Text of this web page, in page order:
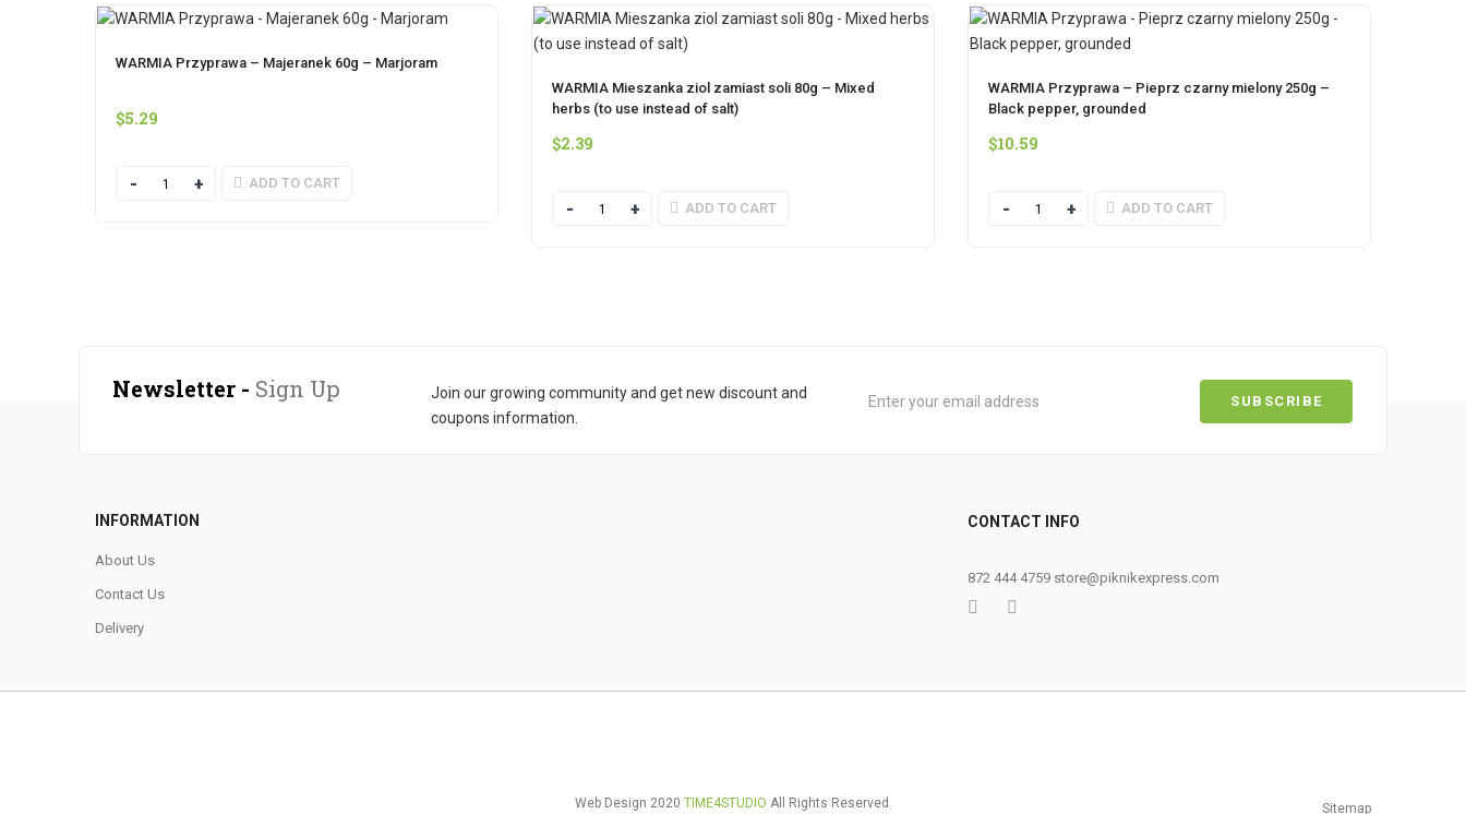
WARMIA Przyprawa – Majeranek 60g – Marjoram
$5.29
Quantity ADD TO CART
WARMIA Mieszanka ziol zamiast soli 80g – Mixed
herbs (to use instead of salt)
$2.39
Quantity ADD TO CART
WARMIA Przyprawa – Pieprz czarny mielony 250g –
Black pepper, grounded
$10.59
Quantity ADD TO CART
Newsletter - Sign Up
Join our growing community and get new discount and
coupons information.
INFORMATION
About Us
Contact Us
Delivery
CONTACT INFO
872 444 4759 store@piknikexpress.com
Web Design 2020 TIME4STUDIO All Rights Reserved. Sitemap